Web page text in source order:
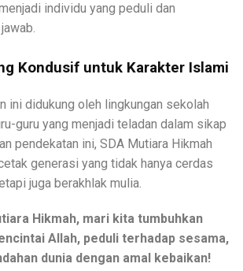
individu yang peduli dan
Kondusif untuk Karakter Islami
ini didukung oleh lingkungan sekolah
guru yang menjadi teladan dalam sikap
pendekatan ini, SDA Mutiara Hikmah
generasi yang tidak hanya cerdas
juga berakhlak mulia.
Hikmah, mari kita tumbuhkan
Allah, peduli terhadap sesama,
dunia dengan amal kebaikan!